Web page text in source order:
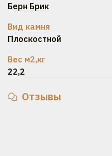
Берн Брик
Вид камня
Плоскостной
Вес м2,кг
22,2
Отзывы